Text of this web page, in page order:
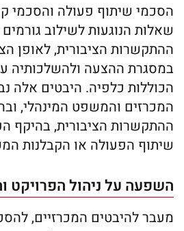
הסכמי שיתוף פעולה והסכמי
שאלות הנוגעות לשילוב
ההתקשרות הציבורית, לאופן
במסגרת ההצעה ולהשלכותיה
הכוללות כלפיה. היבטים אלה
המכרזים והמשפט המינהלי,
ההתקשרות הציבורית, בהיקף
שיתוף הפעולה או הקבלנות
השפעה על ניהול הפרויקט
מעבר להיבטים המכרזיים,